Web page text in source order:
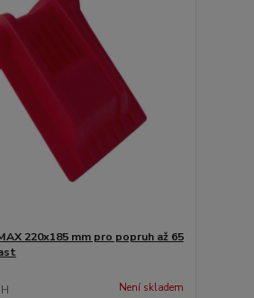
220x185 mm pro popruh až 65
Není skladem